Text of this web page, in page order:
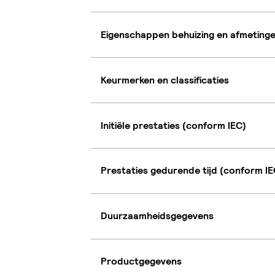
Eigenschappen behuizing en
Keurmerken en classificaties
Initiële prestaties (conform IEC)
Prestaties gedurende tijd (conform
Duurzaamheidsgegevens
Productgegevens